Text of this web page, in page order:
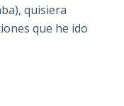
quisiera
que he ido